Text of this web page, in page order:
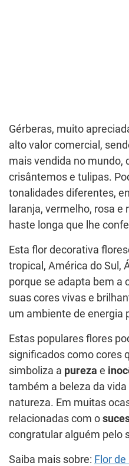
Gérberas, muito
alto valor comercial,
mais vendida no mundo,
crisântemos e tulipas.
tonalidades diferentes,
laranja, vermelho, rosa
haste longa que lhe
Esta flor decorativa
tropical, América do Sul,
porque se adapta bem a
suas cores vivas e
um ambiente de energia
Estas populares flores
significados como cores
simboliza a pureza e
também a beleza da
natureza. Em muitas
relacionadas com o
congratular alguém pelo
Saiba mais sobre: Flor de